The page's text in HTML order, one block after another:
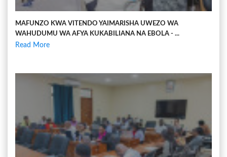
MAFUNZO KWA VITENDO YAIMARISHA UWEZO WA
WAHUDUMU WA AFYA KUKABILIANA NA EBOLA - ...
Read More